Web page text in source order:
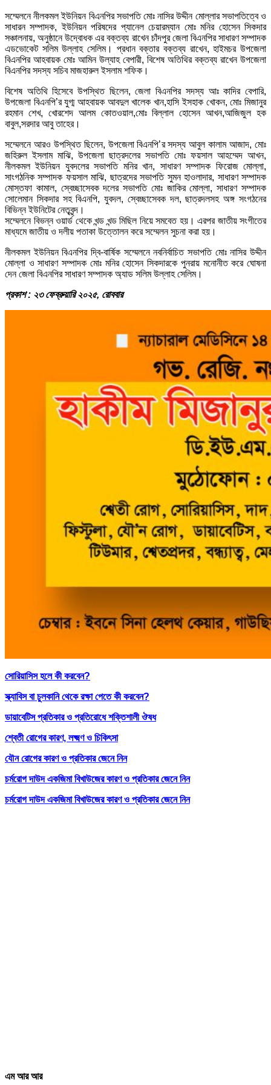
সম্মেলনে নীলকমল ইউনিয়ন বিএনপির সভাপতি মোঃ নাসির উদ্দীন মোল্লার সভাপতিত্বে ও
সাধারন সম্পাদক, ইউনিয়ন পরিষদের প্যানেল চেয়ারম্যান মোঃ মনির হোসেন সিকদার
সঞ্চালনায়, অনুষ্ঠানে উদ্বোধক এর বক্তব্য রাখেন চাঁদপুর জেলা বিএনপির সাধারণ সম্পাদক
এডভোকেট সলিম উল্লাহ সেলিম। প্রধান বক্তার বক্তব্য রাখেন, হাইমচর উপজেলা
বিএনপির আহবায়ক মোঃ আমিন উল্যাহ বেপারী, বিশেষ অতিথির বক্তব্য রাখেন উপজেলা
বিএনপির সদস্য সচিব মাজহারুল ইসলাম শফিক।
বিশেষ অতিথি হিসেবে উপস্থিত ছিলেন, জেলা বিএনপির সদস্য আঃ কাদির বেপারি,
উপজেলা বিএনপি’র যুগ্ম আহবায়ক আবদুল খালেক খান,হাসি ইসহাক খোকন, মোঃ মিজানুর
রহমান শেখ, খোরশেদ আলম কোতওয়াল,মোঃ বিল্লাল হোসেন আখন,আজিজুল হক
বাবুল,সরদার আবু তাহের।
সম্মেলনে আরও উপস্থিত ছিলেন, উপজেলা বিএনপি’র সদস্য আবুল কালাম আজাদ, মোঃ
জহিরুল ইসলাম মাঝি, উপজেলা ছাত্রদলের সভাপতি মোঃ ফয়সাল আহম্মেদ আখন,
নীলকমল ইউনিয়ন যুবদলের সভাপতি মনির খান, সাধারণ সম্পাদক ফিরোজ মোল্লা,
সাংগঠনিক সম্পাদক ফয়সাল মাঝি, ছাত্রদের সভাপতি সুমন হাওলাদার, সাধারণ সম্পাদক
মোস্তফা কামাল, স্বেচ্ছাসেবক দলের সভাপতি মোঃ জাকির মোল্লা, সাধারণ সম্পাদক
সোলেমান সিকদার সহ বিএনপি, যুবদল, স্বেচ্ছাসেবক দল, ছাত্রদলসহ অঙ্গ সংগঠনের
বিভিন্ন ইউনিটের নেতৃবৃন্দ।
সম্মেলনে বিভন্ন ওয়ার্ড থেকে খন্ড খন্ড মিছিল নিয়ে সমবেত হয়। এরপর জাতীয় সংগীতের
মাধ্যমে জাতীয় ও দলীয় পতাকা উত্তোলন করে সম্মেলন সুচনা করা হয়।
নীলকমল ইউনিয়ন বিএনপির দ্বি-বার্ষিক সম্মেলনে নবনির্বাচিত সভাপতি মোঃ নাসির উদ্দীন
মোল্লা ও সাধারণ সম্পাদক মোঃ মনির হোসেন সিকদারকে পুনরায় মনোনীত করে ঘোষনা
দেন জেলা বিএনপির সাধারণ সম্পাদক অ্যাড সলিম উল্লাহ সেলিম।
প্রকাশ : ২৩ ফেব্রুয়ারি ২০২৫, রোববার
সোরিয়াসিস হলে কী করবেন?
স্ক্যাবিস বা চুলকানি থেকে রক্ষা পেতে কী করবেন?
ডায়াবেটিস প্রতিকার ও প্রতিরোধে শক্তিশালী ঔষধ
শ্বেতী রোগের কারণ, লক্ষ্মণ ও চিকিৎসা
যৌন রোগের কারণ ও প্রতিকার জেনে নিন
চর্মরোগ দাউদ একজিমা বিখাউজের কারণ ও প্রতিকার জেনে নিন
চর্মরোগ দাউদ একজিমা বিখাউজের কারণ ও প্রতিকার জেনে নিন
এম আর আর